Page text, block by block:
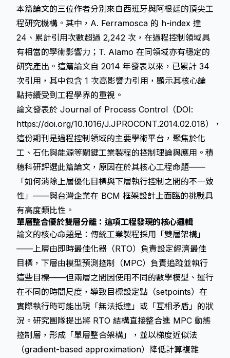
本篇論文的三位作者分別來自西班牙與阿根廷的頂尖工
程研究機構。其中，A. Ferramosca 的 h-index 達
24、累計引用次數超過 2,242 次，在過程控制領域具
有相當的學術影響力；T. Alamo 在同領域亦有穩定的
研究產出。這篇論文自 2014 年發表以來，已累計 34
次引用，其中包含 1 次高影響力引用，顯示其核心論
點持續受到工程學界的重視。
論文發表於 Journal of Process Control （DOI:
https://doi.org/10.1016/J.JPROCONT.2014.02.018），
這份期刊是過程控制領域的主要學術平台，聚焦於化
工、石化與能源等關鍵工業製程的控制理論與應用。積
穗科研評選此篇論文，原因在於其核心工程命題——
「如何消除上層優化目標與下層執行控制之間的不一致
性」——與台灣企業在 BCM 框架設計上面臨的挑戰具
有高度類比性。
單層整合優於雙層分離：這項工程發現的核心邏輯
論文的核心命題是：傳統工業製程採用「雙層架構」
——上層由即時最佳化器（RTO） 負責設定經濟最佳
目標，下層由模型預測控制（MPC） 負責追蹤並執行
這些目標——但兩層之間因使用不同的數學模型、運行
在不同的時間尺度，導致目標設定點（setpoints）在
實際執行時可能出現「無法抵達」或「互相矛盾」的狀
況。研究團隊提出將 RTO 結構直接整合進 MPC 動態
控制層，形成「單層整合架構」，並以梯度近似法
（gradient-based approximation）降低計算複雜